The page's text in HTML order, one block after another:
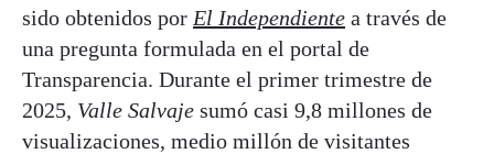
sido obtenidos por El Independiente a través de
una pregunta formulada en el portal de
Transparencia. Durante el primer trimestre de
2025, Valle Salvaje sumó casi 9,8 millones de
visualizaciones, medio millón de visitantes